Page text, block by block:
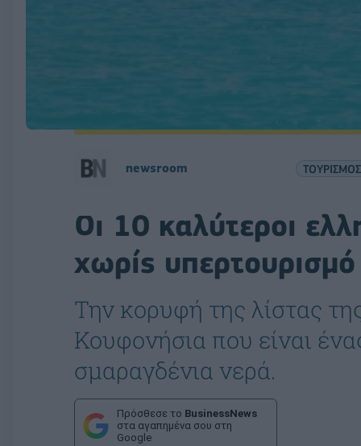
newsroom ΤΟΥΡΙΣΜΟΣ
Οι 10 καλύτεροι
χωρίς
Την κορυφή της λίστας
Κουφονήσια που είναι
σμαραγδένια νερά.
Πρόσθεσε το BusinessNews
στα αγαπημένα σου στη
Google